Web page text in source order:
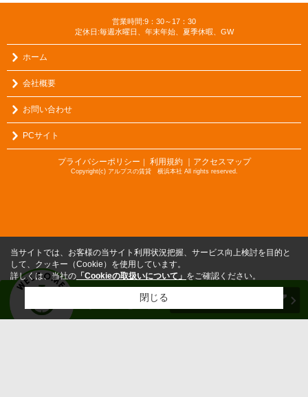
営業時間:9：30～17：30
定休日:毎週水曜日、年末年始、夏季休暇、GW
ホーム
会社概要
お問い合わせ
PCサイト
プライバシーポリシー ｜ 利用規約 ｜アクセスマップ
Copyright(c) アルプスの賃貸 横浜本社 All rights reserved.
当サイトでは、お客様の当サイト利用状況把握、サービス向上検討を目的と
して、クッキー（Cookie）を使用しています。
詳しくは、当社の 「Cookieの取扱いについて」 をご確認ください。
閉じる